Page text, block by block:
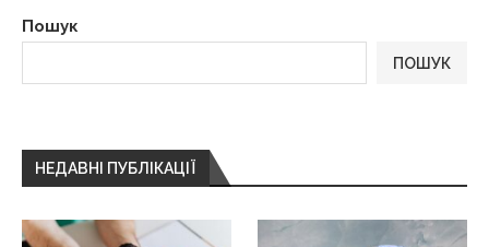
Пошук
ПОШУК
НЕДАВНІ ПУБЛІКАЦІЇ